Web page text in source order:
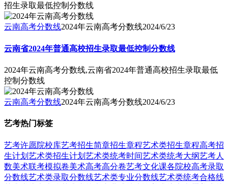
招生录取最低控制分数线
云南高考分数线2024年云南高考分数线2024/6/23
云南省2024年普通高校招生录取最低控制分数线
2024年云南高考分数线,云南省2024年普通高校招生录取最低
控制分数线
云南高考分数线2024年云南高考分数线2024/6/23
艺考热门标签
艺考许愿院校库艺考招生简章招生章程艺术类招生章程高考招
生计划 艺术类招生计划 艺术类统考时间艺术类统考大纲艺考人
数美术联考模拟卷美术高考高分卷艺考文化课各院校高考录取
分数线艺术类录取分数线艺术类专业分数线艺术类统考合格线